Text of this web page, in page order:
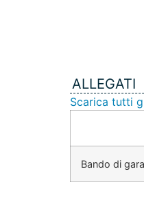
ALLEGATI
Scarica tutti
Bando di gara